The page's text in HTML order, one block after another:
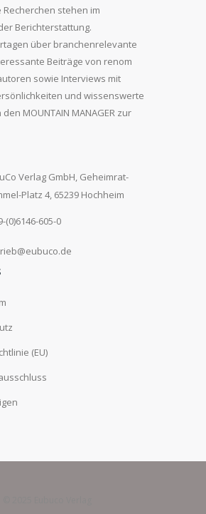
stehen im
Berichterstattung.
über branchenrelevante
Beiträge von renom
sowie Interviews mit
und wissenswerte
MOUNTAIN MANAGER zur
Verlag GmbH, Geheimrat-
Platz 4, 65239 Hochheim
(0)6146-605-0
(EU)